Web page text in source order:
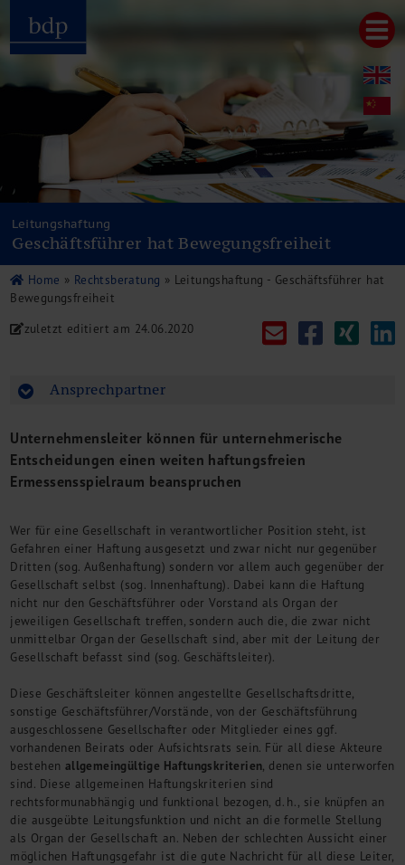
Hauptmenu
Über uns
Unternehmenswerte
Referenzen
Pressespiegel
Publikationen
Newsletter
Videos
Leistungen
Rechtsberatung
Restrukturierung
Management Consulting
Internationalisierung
China Consulting
Finanz- und Lohnbuchhaltung
Wirtschaftsprüfung
Steuerberatung
Rechtsberatung
M&A Deutschland/China
Unternehmensfinanzierung
Industrielle Dienstleistungen
Inbound Investments
Coaching
Team
Events
Karriere
Kontakt
Leitungshaftung
Geschäftsführer hat Bewegungsfreiheit
Home » Rechtsberatung » Leitungshaftung - Geschäftsführer hat
Bewegungsfreiheit
zuletzt editiert am 24.06.2020
Ansprechpartner
Unternehmensleiter können für unternehmerische
Entscheidungen einen weiten haftungsfreien
Ermessensspielraum beanspruchen
Wer für eine Gesellschaft in verantwortlicher Position steht, ist
Gefahren einer Haftung ausgesetzt und zwar nicht nur gegenüber
Dritten (sog. Außenhaftung) sondern vor allem auch gegenüber der
Gesellschaft selbst (sog. Innenhaftung). Dabei kann die Haftung
nicht nur den Geschäftsführer oder Vorstand als Organ der
jeweiligen Gesellschaft treffen, sondern auch die, die zwar nicht
unmittelbar Organ der Gesellschaft sind, aber mit der Leitung der
Gesellschaft befasst sind (sog. Geschäftsleiter).
Diese Geschäftsleiter können angestellte Gesellschaftsdritte,
sonstige Geschäftsführer/Vorstände, von der Geschäftsführung
ausgeschlossene Gesellschafter oder Mitglieder eines ggf.
vorhandenen Beirats oder Aufsichtsrats sein. Für all diese Akteure
bestehen allgemeingültige Haftungskriterien , denen sie unterworfen
sind. Diese allgemeinen Haftungskriterien sind
rechtsformunabhängig und funktional bezogen, d. h., sie knüpfen an
die ausgeübte Leitungsfunktion und nicht an die formelle Stellung
als Organ der Gesellschaft an. Neben der schlechten Aussicht einer
möglichen Haftungsgefahr ist die gute Nachricht für all diese Leiter,